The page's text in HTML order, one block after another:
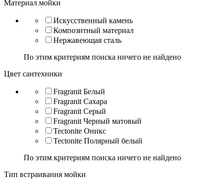
Материал мойки
Искусственный камень
Композитный материал
Нержавеющая сталь
По этим критериям поиска ничего не найдено
Цвет сантехники
Fragranit Белый
Fragranit Сахара
Fragranit Серый
Fragranit Черный матовый
Tectonite Оникс
Tectonite Полярный белый
По этим критериям поиска ничего не найдено
Тип встраивания мойки